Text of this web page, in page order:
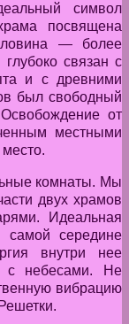
символ
посвящена
— более
связан с
и с древними
был свободный
от
местными
комнаты. Мы
двух храмов
Идеальная
самой середине
внутри нее
с небесами. Не
вибрацию